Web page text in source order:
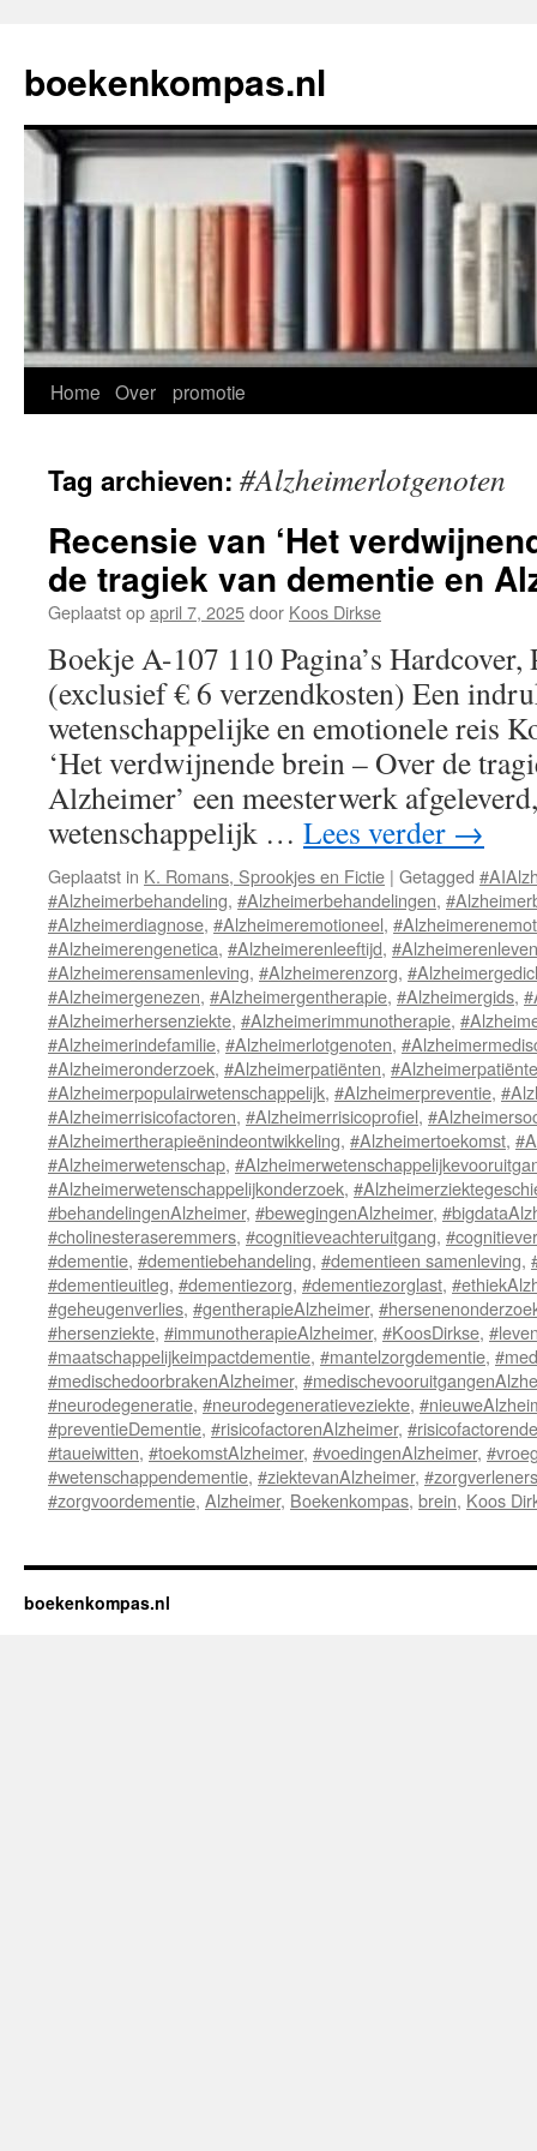
de
inhoud
boekenkompas.nl
Home Over promotie
Tag archieven: #Alzheimerlotgenoten
Recensie van ‘Het
de tragiek van dementie en
Geplaatst opapril 7, 2025door Koos Dirkse
Boekje A-107 110 Pagina’s
(exclusief € 6 verzendkosten) Een
wetenschappelijke en emotionele reis
‘Het verdwijnende brein – Over de
Alzheimer’ een meesterwerk
wetenschappelijk … Lees verder →
Geplaatst in K. Romans, Sprookjes en Fictie | Getagged
#Alzheimerbehandeling, #Alzheimerbehandelingen,
#Alzheimerdiagnose, #Alzheimeremotioneel,
#Alzheimerengenetica, #Alzheimerenleeftijd,
#Alzheimerensamenleving, #Alzheimerenzorg,
#Alzheimergenezen, #Alzheimergentherapie, #Alzheimergids,
#Alzheimerhersenziekte, #Alzheimerimmunotherapie,
#Alzheimerindefamilie, #Alzheimerlotgenoten,
#Alzheimeronderzoek, #Alzheimerpatiënten,
#Alzheimerpopulairwetenschappelijk, #Alzheimerpreventie,
#Alzheimerrisicofactoren, #Alzheimerrisicoprofiel,
#Alzheimertherapieënindeontwikkeling, #Alzheimertoekomst,
#Alzheimerwetenschap,
#Alzheimerwetenschappelijkonderzoek,
#behandelingenAlzheimer, #bewegingenAlzheimer,
#cholinesteraseremmers, #cognitieveachteruitgang,
#dementie, #dementiebehandeling, #dementieen samenleving,
#dementieuitleg, #dementiezorg, #dementiezorglast,
#geheugenverlies, #gentherapieAlzheimer,
#hersenziekte, #immunotherapieAlzheimer, #KoosDirkse,
#maatschappelijkeimpactdementie, #mantelzorgdementie,
#medischedoorbrakenAlzheimer,
#neurodegeneratie, #neurodegeneratieveziekte,
#preventieDementie, #risicofactorenAlzheimer,
#taueiwitten, #toekomstAlzheimer, #voedingenAlzheimer,
#wetenschappendementie, #ziektevanAlzheimer,
#zorgvoordementie, Alzheimer, Boekenkompas, brein, Koos
boekenkompas.nl